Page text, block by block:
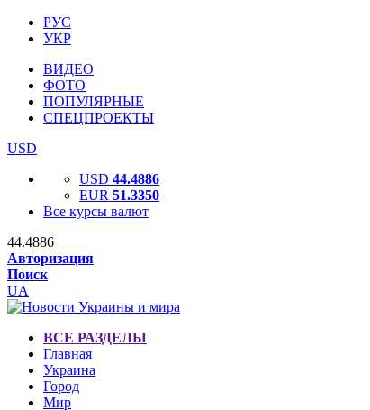
РУС
УКР
ВИДЕО
ФОТО
ПОПУЛЯРНЫЕ
СПЕЦПРОЕКТЫ
USD
USD 44.4886
EUR 51.3350
Все курсы валют
44.4886
Авторизация
Поиск
UA
ВСЕ РАЗДЕЛЫ
Главная
Украина
Город
Мир